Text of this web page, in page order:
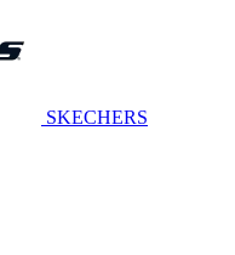
SKECHERS